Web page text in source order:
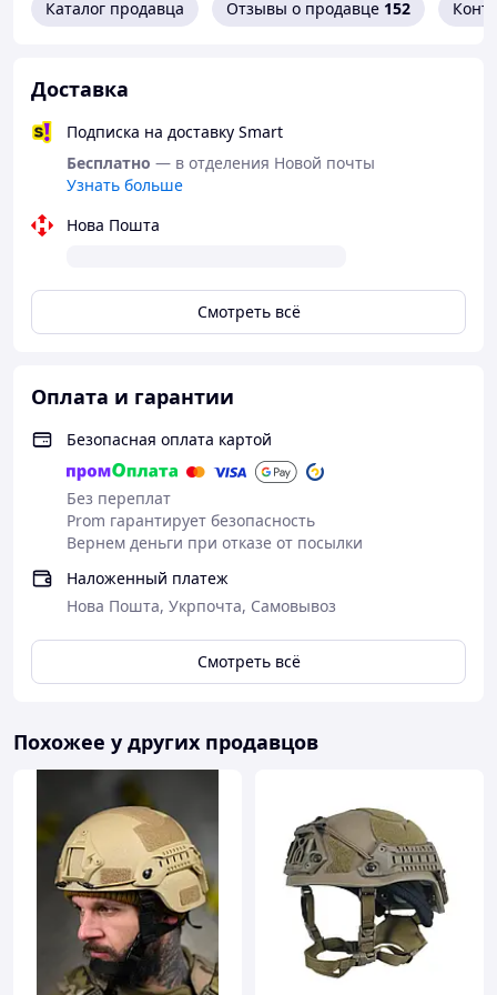
и воде, пламени. Совместим с дополнительными
и падений, но и от обломков, шаров и их рикошетов.
FAST оснащен устройствами крепления и фиксации
установки нашоломного оборудования.
-Модель: TOR FAST
-Производитель: Великобритания
-Цвет: Ranger Green (Олива)
-Уровень защиты NIJ IIIA (NATO)
-Соответствует госстадарту ДСТУ 8835:2019
-Вес: ~1.45 кг
-Год производства: 05/2023
Каталог продавца Отзывы о продавце 152
Доставка
Подписка на доставку Smart
Бесплатно — в отделения Новой почты
Узнать больше
Нова Пошта
Смотреть всё
Оплата и гарантии
Безопасная оплата картой
Без переплат
Prom гарантирует безопасность
Вернем деньги при отказе от посылки
Наложенный платеж
Нова Пошта, Укрпочта, Самовывоз
Смотреть всё
Похожее у других продавцов